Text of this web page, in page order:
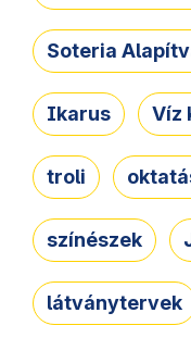
Soteria
Ikarus Víz
troli
színészek
látványtervek